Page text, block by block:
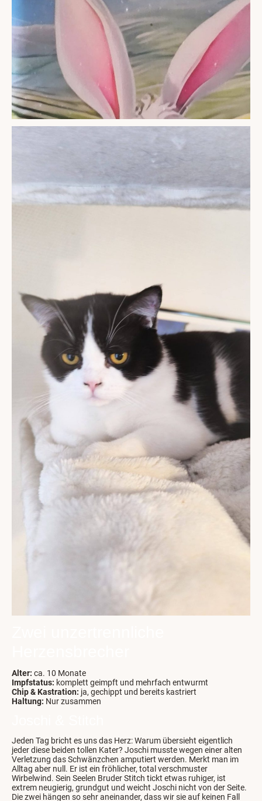
Alter: ca. 10 Monate
Impfstatus: komplett geimpft und mehrfach entwurmt
Chip & Kastration: ja, gechippt und bereits kastriert
Haltung: Nur zusammen
Jeden Tag bricht es uns das Herz: Warum übersieht eigentlich
jeder diese beiden tollen Kater? Joschi musste wegen einer alten
Verletzung das Schwänzchen amputiert werden. Merkt man im
Alltag aber null. Er ist ein fröhlicher, total verschmuster
Wirbelwind. Sein Seelen Bruder Stitch tickt etwas ruhiger, ist
extrem neugierig, grundgut und weicht Joschi nicht von der Seite.
Die zwei hängen so sehr aneinander, dass wir sie auf keinen Fall